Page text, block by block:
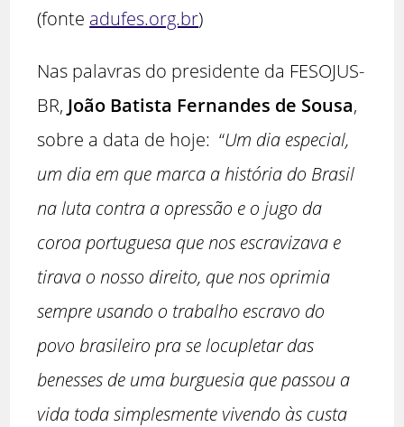
(fonte adufes.org.br)
Nas palavras do presidente da FESOJUS-
BR, João Batista Fernandes de Sousa,
sobre a data de hoje: “Um dia especial,
um dia em que marca a história do Brasil
na luta contra a opressão e o jugo da
coroa portuguesa que nos escravizava e
tirava o nosso direito, que nos oprimia
sempre usando o trabalho escravo do
povo brasileiro pra se locupletar das
benesses de uma burguesia que passou a
vida toda simplesmente vivendo às custa